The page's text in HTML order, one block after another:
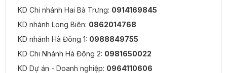
KD Chi nhánh Hai Bà Trưng: 0914169845
KD nhánh Long Biên: 0862014768
KD nhánh Hà Đông 1: 0988849755
KD Chi Nhánh Hà Đông 2: 0981650022
KD Dự án - Doanh nghiệp: 0964110606